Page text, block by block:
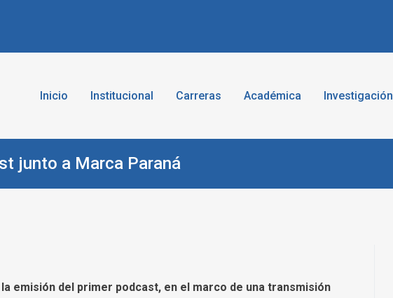
de la Educación | UNER
Inicio Institucional Carreras Académica Investigación
junto a Marca Paraná
emisión del primer podcast, en el marco de una transmisión